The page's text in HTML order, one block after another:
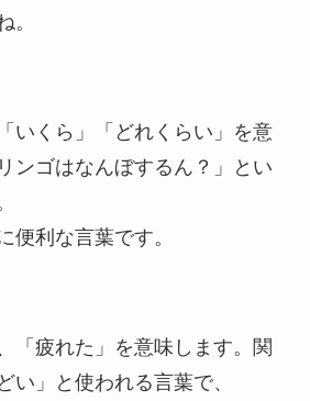
。
いくら」「どれくらい」を意
ンゴはなんぼするん？」とい
利な言葉です。
「疲れた」を意味します。関
い」と使われる言葉で、